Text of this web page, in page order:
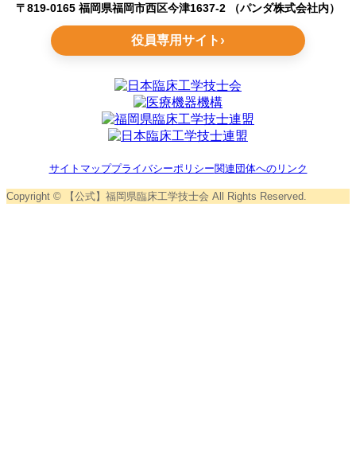
〒819-0165 福岡県福岡市西区今津1637-2 （パンダ株式会社内）
役員専用サイト
サイトマッププライバシーポリシー関連団体へのリンク
Copyright © 【公式】福岡県臨床工学技士会 All Rights Reserved.